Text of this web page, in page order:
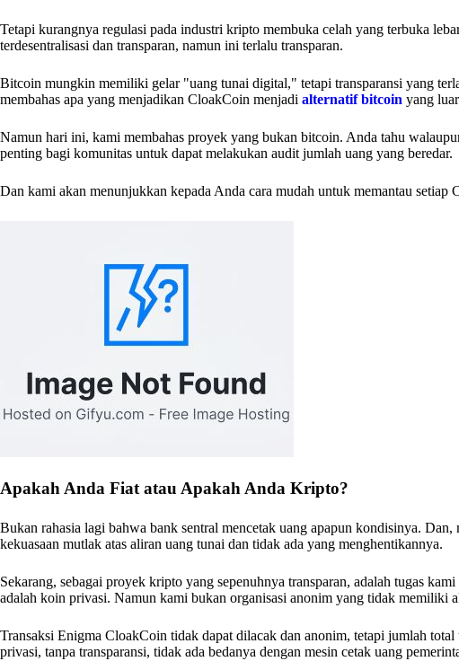
Tetapi kurangnya regulasi pada industri kripto membuka celah yang terbuka
terdesentralisasi dan transparan, namun ini terlalu transparan.
Bitcoin mungkin memiliki gelar "uang tunai digital," tetapi transparansi yang
membahas apa yang menjadikan CloakCoin menjadi alternatif bitcoin yang
Namun hari ini, kami membahas proyek yang bukan bitcoin. Anda tahu
penting bagi komunitas untuk dapat melakukan audit jumlah uang yang beredar.
Dan kami akan menunjukkan kepada Anda cara mudah untuk memantau setiap
Apakah Anda Fiat atau Apakah Anda Kripto?
Bukan rahasia lagi bahwa bank sentral mencetak uang apapun kondisinya.
kekuasaan mutlak atas aliran uang tunai dan tidak ada yang menghentikannya.
Sekarang, sebagai proyek kripto yang sepenuhnya transparan, adalah tugas
adalah koin privasi. Namun kami bukan organisasi anonim yang tidak memiliki
Transaksi Enigma CloakCoin tidak dapat dilacak dan anonim, tetapi jumlah
privasi, tanpa transparansi, tidak ada bedanya dengan mesin cetak uang